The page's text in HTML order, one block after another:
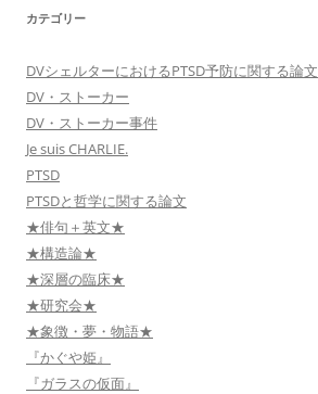
カテゴリー
DVシェルターにおけるPTSD予防に関する論文
DV・ストーカー
DV・ストーカー事件
Je suis CHARLIE.
PTSD
PTSDと哲学に関する論文
★俳句＋英文★
★構造論★
★深層の臨床★
★研究会★
★象徴・夢・物語★
『かぐや姫』
『ガラスの仮面』